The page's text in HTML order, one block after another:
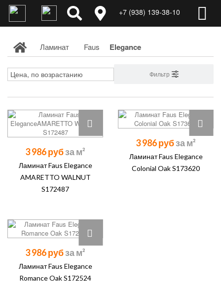
+7 (938) 139-38-10
Ламинат Faus Elegance
Фильтр
3 986 руб
Ламинат Faus Elegance
AMARETTO WALNUT
S172487
3 986 руб
Ламинат Faus Elegance
Colonial Oak S173620
3 986 руб
Ламинат Faus Elegance
Romance Oak S172524